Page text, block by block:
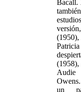
Bacall.
un